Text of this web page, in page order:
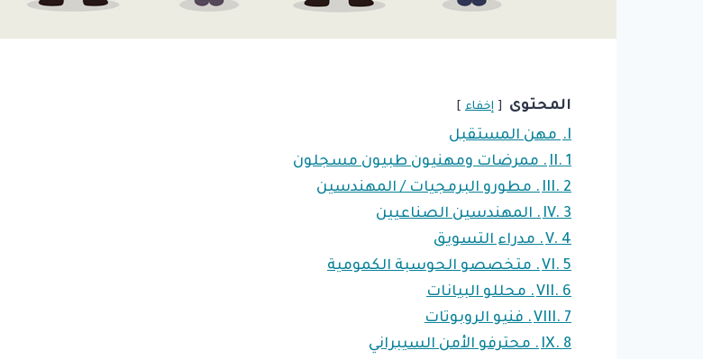
المحتوى إخفاء
I.
مهن المستقبل
II. 1. ممرضات ومهنيون طبيون مسجلون
III. 2. مطورو البرمجيات / المهندسين
IV. 3. المهندسين الصناعيين
V. 4. مدراء التسويق
VI. 5. متخصصو الحوسبة الكمومية
VII. 6. محللو البيانات
VIII. 7. فنيو الروبوتات
IX. 8. محترفو الأمن السيبراني